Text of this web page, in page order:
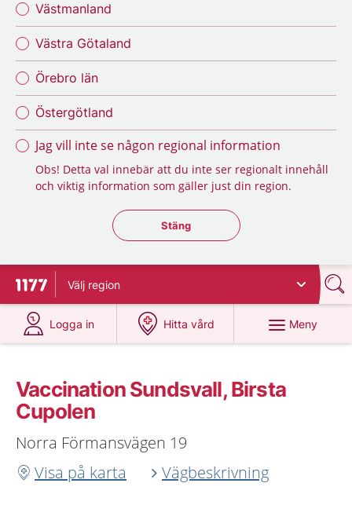
Västmanland
Västra Götaland
Örebro län
Östergötland
Jag vill inte se någon regional information
Obs! Detta val innebär att du inte ser regionalt innehåll
och viktig information som gäller just din region.
Stäng regionsväljaren
Stäng
Till startsidan för 1177
Välj region
Logga in
på 1177.se
Hitta vård
på 1177.se
Meny
Vaccination Sundsvall, Birsta
Cupolen
Norra Förmansvägen 19
Visa på karta
Vägbeskrivning